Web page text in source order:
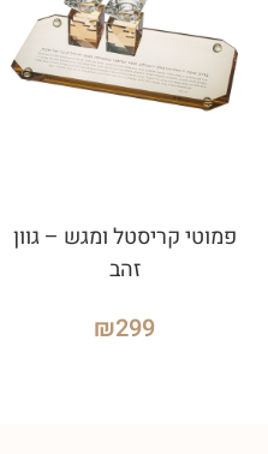
פמוטי קריסטל ומגש – גוון
זהב
₪299